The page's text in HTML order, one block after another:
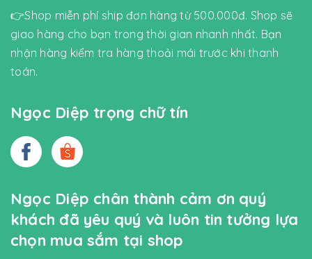
👉Shop miễn phí ship đơn hàng từ 500.000đ. Shop sẽ
giao hàng cho bạn trong thời gian nhanh nhất. Bạn
nhận hàng kiểm tra hàng thoải mái trước khi thanh
toán.
Ngọc Diệp trọng chữ tín
Ngọc Diệp chân thành cảm ơn quý
khách đã yêu quý và luôn tin tưởng lựa
chọn mua sắm tại shop